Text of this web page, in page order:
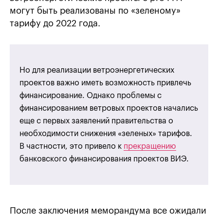
могут быть реализованы по «зеленому»
тарифу до 2022 года.
Но для реализации ветроэнергетических
проектов важно иметь возможность привлечь
финансирование. Однако проблемы с
финансированием ветровых проектов начались
еще с первых заявлений правительства о
необходимости снижения «зеленых» тарифов.
В частности, это привело к прекращению
банковского финансирования проектов ВИЭ.
После заключения меморандума все ожидали